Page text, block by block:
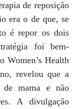
de reposição
era o de que, se
é repor os dois
foi bem-
Women’s Health
revelou que a
de mama e não
A divulgação